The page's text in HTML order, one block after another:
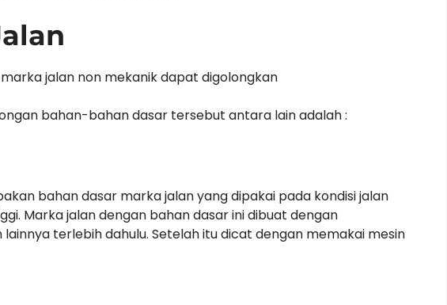
jalan non mekanik dapat digolongkan
bahan-bahan dasar tersebut antara lain adalah :
bahan dasar marka jalan yang dipakai pada kondisi jalan
Marka jalan dengan bahan dasar ini dibuat dengan
terlebih dahulu. Setelah itu dicat dengan memakai mesin